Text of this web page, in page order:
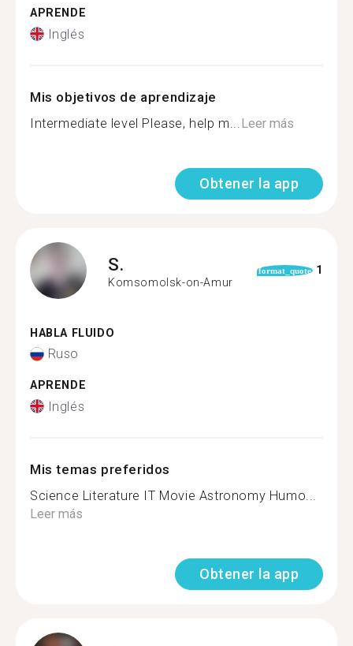
APRENDE
Inglés
Mis objetivos de aprendizaje
Intermediate level Please, help m... Leer más
Obtener la app
S.
Komsomolsk-on-Amur
format_quote 1
HABLA FLUIDO
Ruso
APRENDE
Inglés
Mis temas preferidos
Science Literature IT Movie Astronomy Humo...
Leer más
Obtener la app